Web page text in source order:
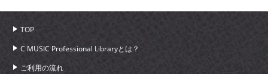
TOP
C MUSIC Professional Libraryとは？
ご利用の流れ